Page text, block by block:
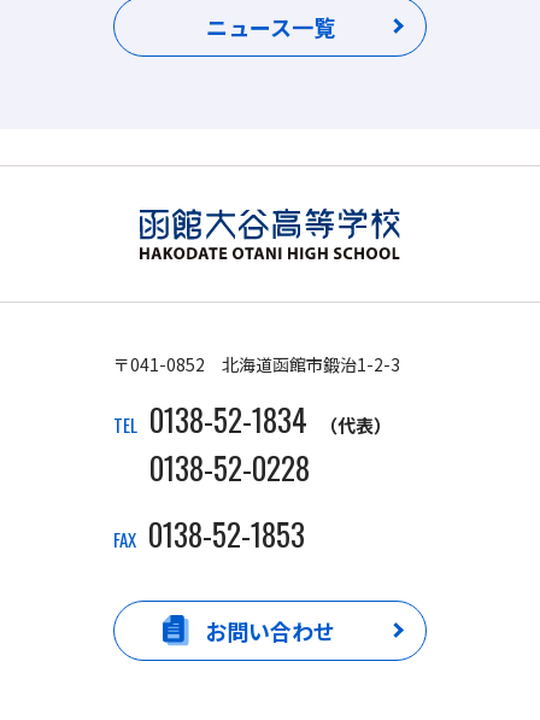
ニュース一覧
〒041-0852 北海道函館市鍛治1-2-3
TEL 0138-52-1834 （代表）
0138-52-0228
FAX 0138-52-1853
お問い合わせ